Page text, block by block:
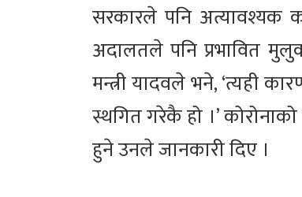
सरकारले पनि अत्यावश्यक
अदालतले पनि प्रभावित
मन्त्री यादवले भने, ‘त्यही
स्थगित गरेकै हो ।’
हुने उनले जानकारी दिए ।